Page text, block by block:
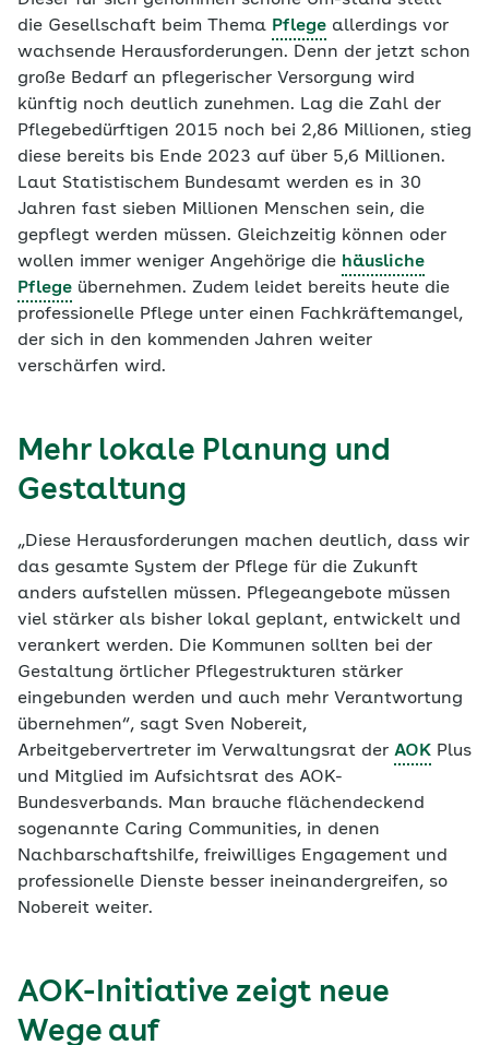
die Gesellschaft beim Thema Pflege allerdings vor
wachsende Herausforderungen. Denn der jetzt schon
große Bedarf an pflegerischer Versorgung wird
künftig noch deutlich zunehmen. Lag die Zahl der
Pflegebedürftigen 2015 noch bei 2,86 Millionen, stieg
diese bereits bis Ende 2023 auf über 5,6 Millionen.
Laut Statistischem Bundesamt werden es in 30
Jahren fast sieben Millionen Menschen sein, die
gepflegt werden müssen. Gleichzeitig können oder
wollen immer weniger Angehörige die häusliche
Pflege übernehmen. Zudem leidet bereits heute die
professionelle Pflege unter einen Fachkräftemangel,
der sich in den kommenden Jahren weiter
verschärfen wird.
Mehr lokale Planung und
Gestaltung
„Diese Herausforderungen machen deutlich, dass wir
das gesamte System der Pflege für die Zukunft
anders aufstellen müssen. Pflegeangebote müssen
viel stärker als bisher lokal geplant, entwickelt und
verankert werden. Die Kommunen sollten bei der
Gestaltung örtlicher Pflegestrukturen stärker
eingebunden werden und auch mehr Verantwortung
übernehmen“, sagt Sven Nobereit,
Arbeitgebervertreter im Verwaltungsrat der AOK Plus
und Mitglied im Aufsichtsrat des AOK-
Bundesverbands. Man brauche flächendeckend
sogenannte Caring Communities, in denen
Nachbarschaftshilfe, freiwilliges Engagement und
professionelle Dienste besser ineinandergreifen, so
Nobereit weiter.
AOK-Initiative zeigt neue
Wege auf